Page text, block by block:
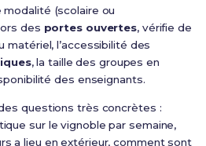
(scolaire ou
des portes ouvertes, vérifie de
matériel, l’accessibilité des
, la taille des groupes en
des enseignants.
questions très concrètes :
sur le vignoble par semaine,
a lieu en extérieur, comment sont